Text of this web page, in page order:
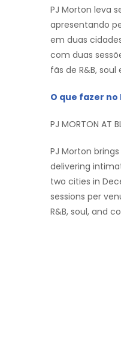
PJ Morton leva
apresentando
em duas
com duas
fãs de R&B,
O que fazer
PJ MORTON AT
PJ Morton
delivering
two cities in
sessions per
R&B, soul, and